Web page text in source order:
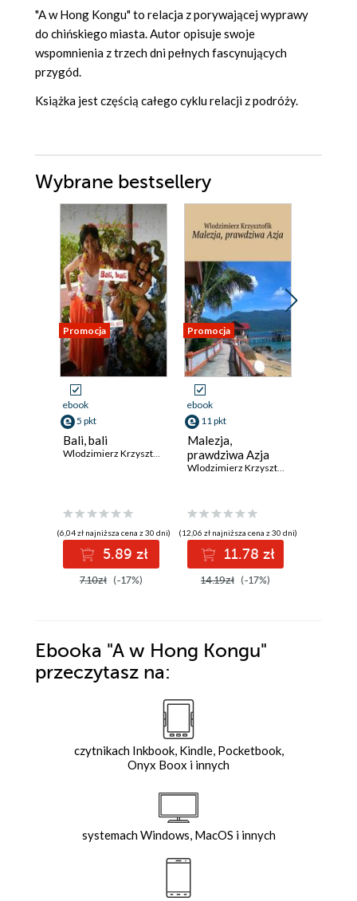
"A w Hong Kongu" to relacja z porywającej wyprawy
do chińskiego miasta. Autor opisuje swoje
wspomnienia z trzech dni pełnych fascynujących
przygód.
Książka jest częścią całego cyklu relacji z podróży.
Wybrane bestsellery
Promocja
ebook
5 pkt
Bali, bali
Wlodzimierz Krzysztofik
(6,04 zł najniższa cena z 30 dni)
5.89 zł
7.10zł (-17%)
Promocja
ebook
11 pkt
Malezja,
prawdziwa Azja
Wlodzimierz Krzysztofik
(12,06 zł najniższa cena z 30 dni)
11.78 zł
14.19zł (-17%)
Ebooka "A w Hong Kongu"
przeczytasz na:
czytnikach Inkbook, Kindle, Pocketbook,
Onyx Boox i innych
systemach Windows, MacOS i innych